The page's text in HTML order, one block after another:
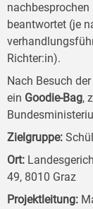
beantwortet (je
Richter:in).
Nach Besuch
ein Goodie-Bag,
Zielgruppe:
Ort:
49, 8010 Graz
Projektleitung: